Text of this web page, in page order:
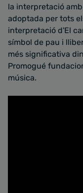
la interpretació
adoptada per tots
interpretació d'El
símbol de pau i
més significativa
Promogué
música.